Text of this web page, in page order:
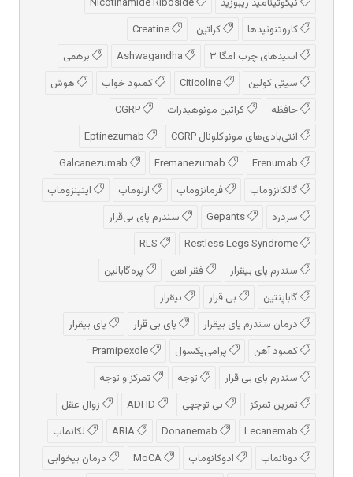
نیکوتینامید ریبوزید
کاروتنوئیدها
کراتین
اسیدهای چرب امگا ۳
برهمی
سیتی کولین
کمبود خواب
هوش
حافظه
کراتین مونوهیدرات
آنتی‌بادی‌های مونوکلونال CGRP
گالکانزوماب
فرمانزوماب ارنوماب
اپتینزوماب
سردرد
سندرم پای بی‌قرار
سندرم پای بیقرار
فقر آهن
پره‌گابالین
گاباپنتین
بی قرار
بیقرار
درمان سندرم پای بیقرار
پای بی قرار
پای بیقرار
کمبود آهن
پرامی‌پکسول
سندرم پای بی قرار
توجه
تمرکز و توجه
تمرین تمرکز
بی توجهی
زوال عقل
لکانماب
دونانماب
ادوكانوماب
درمان بیخوابی